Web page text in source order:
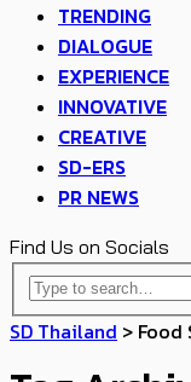
TRENDING
DIALOGUE
EXPERIENCE
INNOVATIVE
CREATIVE
SD-ERS
PR NEWS
Find Us on Socials
SD Thailand > Food